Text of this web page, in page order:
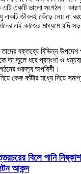
একটি ভালো সংগঠন। কারণ
একটি জীবনই কেঁড়ে নেয় না
এই কাজের মাধ্যমে যদি
বক্তব্যে বিভিন্ন উপদেশ
তা তুলে ধরে প্রসংশা ও
গুরুত্ব অপরিসী।
কেক কাঁটার মধ্যে দিয়ে
বিলে পানি
আকন্দ